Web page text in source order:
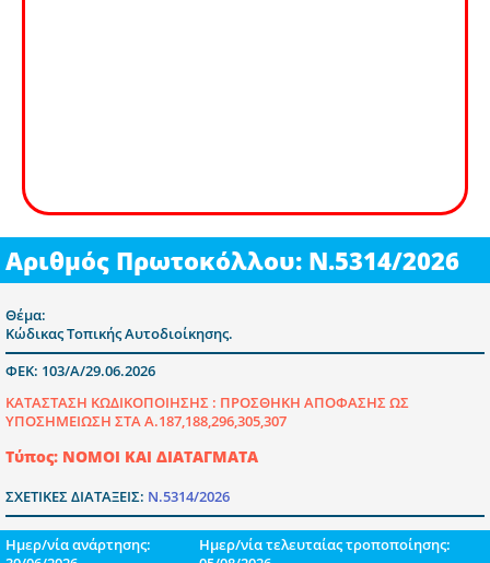
Αριθμός Πρωτοκόλλου: Ν.5314/2026
Θέμα:
Κώδικας Τοπικής Αυτοδιοίκησης.
ΦΕΚ: 103/Α/29.06.2026
ΚΑΤΑΣΤΑΣΗ ΚΩΔΙΚΟΠΟΙΗΣΗΣ : ΠΡΟΣΘΗΚΗ ΑΠΟΦΑΣΗΣ ΩΣ
ΥΠΟΣΗΜΕΙΩΣΗ ΣΤΑ Α.187,188,296,305,307
Τύπος: ΝΟΜΟΙ ΚΑΙ ΔΙΑΤΑΓΜΑΤΑ
ΣΧΕΤΙΚΕΣ ΔΙΑΤΑΞΕΙΣ: Ν.5314/2026
Ημερ/νία ανάρτησης:
Ημερ/νία τελευταίας τροποποίησης: